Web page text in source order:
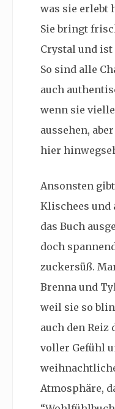
was sie erlebt
Sie bringt
Crystal und
So sind alle
auch
wenn sie
aussehen,
hier
Ansonsten
Klischees und
das Buch
doch
zuckersüß.
Brenna und
weil sie so
auch den Reiz
voller Gefühl
Atmosphäre,